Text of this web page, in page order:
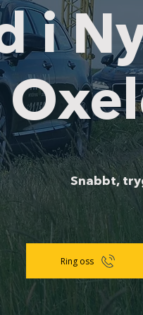
i
Snabbt,
Ring oss